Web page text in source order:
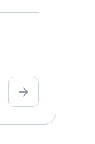
arrow_forward